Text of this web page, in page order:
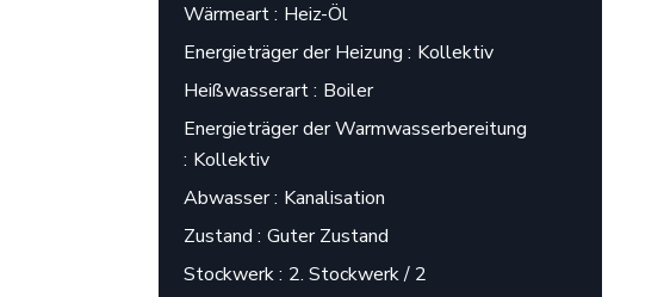
Wärmeart Heiz-Öl
Energieträger der Heizung
Kollektiv
Heißwasserart Boiler
Energieträger der Warmwasserbereitung
Kollektiv
Abwasser Kanalisation
Zustand Guter Zustand
Stockwerk 2. Stockwerk / 2